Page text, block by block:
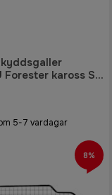
Forester kaross SG
II
5-7 vardagar
8%